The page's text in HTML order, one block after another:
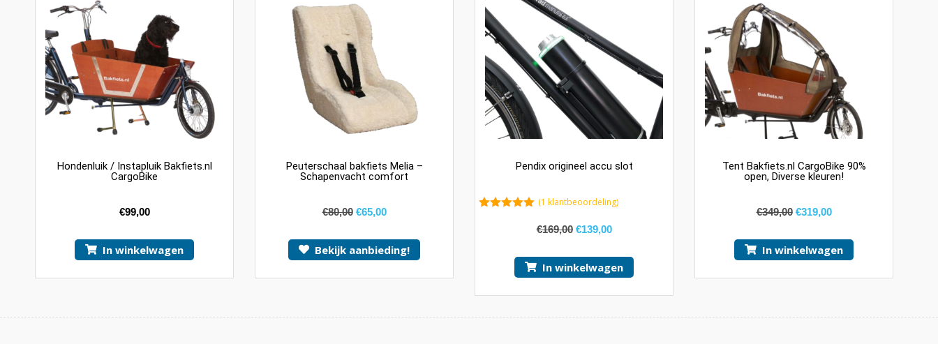
Hondenluik / Instapluik Bakfiets.nl
CargoBike
€99,00
In winkelwagen
Peuterschaal bakfiets Melia –
Schapenvacht comfort
€80,00 €65,00
Bekijk aanbieding!
Pendix origineel accu slot
(1 klantbeoordeling)
€169,00 €139,00
In winkelwagen
Tent Bakfiets.nl CargoBike 90%
open, Diverse kleuren!
€349,00 €319,00
In winkelwagen